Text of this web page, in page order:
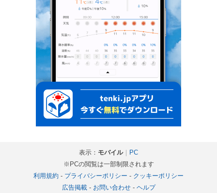
表示： モバイル｜ PC
※PCの閲覧は一部制限されます
利用規約 - プライバシーポリシー - クッキーポリシー
広告掲載- お問い合わせ- ヘルプ